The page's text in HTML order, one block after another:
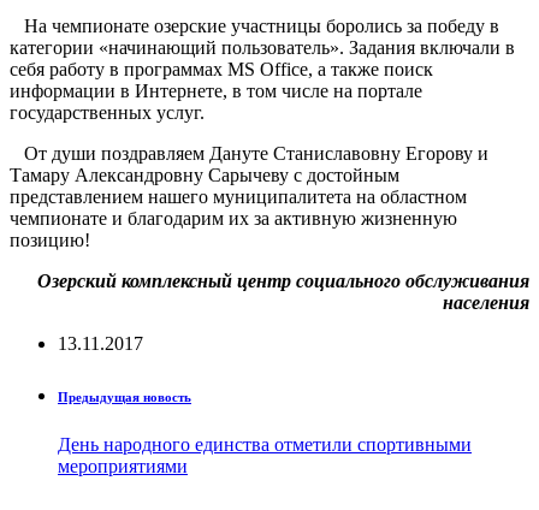
На чемпионате озерские участницы боролись за победу в
категории «начинающий пользователь». Задания включали в
себя работу в программах MS Office, а также поиск
информации в Интернете, в том числе на портале
государственных услуг.
От души поздравляем Дануте Станиславовну Егорову и
Тамару Александровну Сарычеву с достойным
представлением нашего муниципалитета на областном
чемпионате и благодарим их за активную жизненную
позицию!
Озерский комплексный центр социального обслуживания
населения
13.11.2017
Предыдущая новость
День народного единства отметили спортивными
мероприятиями